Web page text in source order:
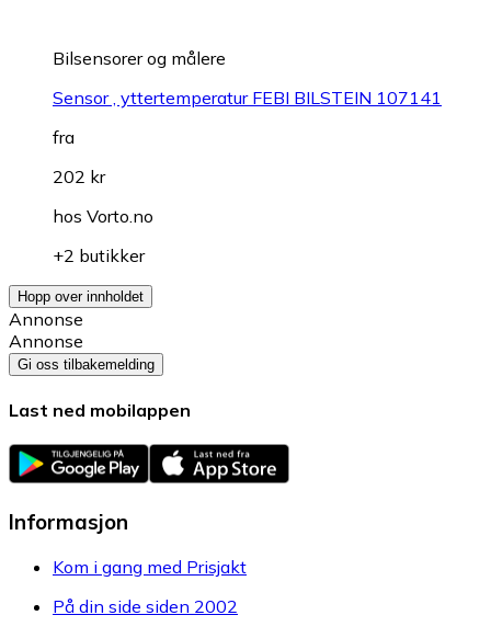
Bilsensorer og målere
Sensor , yttertemperatur FEBI BILSTEIN 107141
fra
202 kr
hos Vorto.no
+2 butikker
Hopp over innholdet
Annonse
Annonse
Gi oss tilbakemelding
Last ned mobilappen
Informasjon
Kom i gang med Prisjakt
På din side siden 2002